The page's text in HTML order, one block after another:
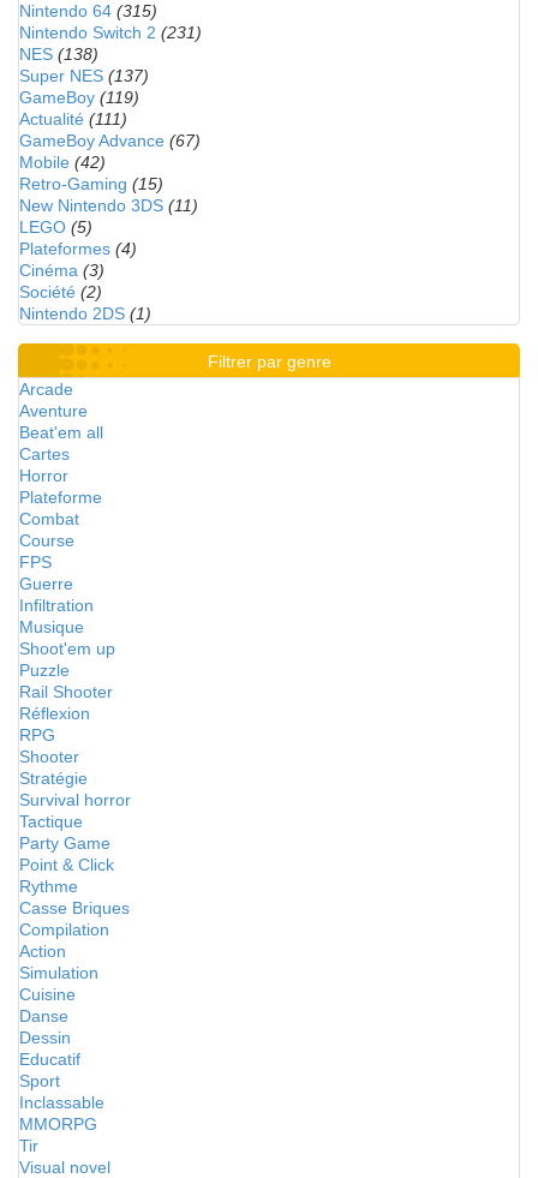
Nintendo 64 (315)
Nintendo Switch 2 (231)
NES (138)
Super NES (137)
GameBoy (119)
Actualité (111)
GameBoy Advance (67)
Mobile (42)
Retro-Gaming (15)
New Nintendo 3DS (11)
LEGO (5)
Plateformes (4)
Cinéma (3)
Société (2)
Nintendo 2DS (1)
Filtrer par genre
Arcade
Aventure
Beat'em all
Cartes
Horror
Plateforme
Combat
Course
FPS
Guerre
Infiltration
Musique
Shoot'em up
Puzzle
Rail Shooter
Réflexion
RPG
Shooter
Stratégie
Survival horror
Tactique
Party Game
Point & Click
Rythme
Casse Briques
Compilation
Action
Simulation
Cuisine
Danse
Dessin
Educatif
Sport
Inclassable
MMORPG
Tir
Visual novel